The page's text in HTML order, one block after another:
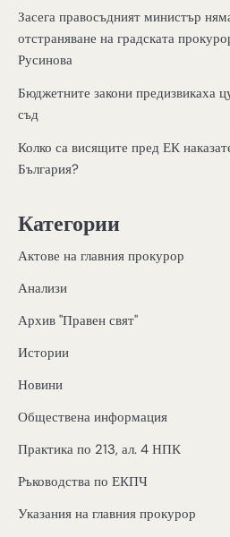
Засега правосъдният министър
отстраняване на градската
Русинова
Бюджетните закони предизвикаха
съд
Колко са висящите пред ЕК
България?
Категории
Актове на главния прокурор
Анализи
Архив "Правен свят"
Истории
Новини
Обществена информация
Практика по 213, ал. 4 НПК
Ръководства по ЕКПЧ
Указания на главния прокурор